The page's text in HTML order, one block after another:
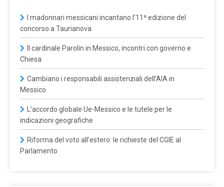
I madonnari messicani incantano l’11ª edizione del
concorso a Taurianova
Il cardinale Parolin in Messico, incontri con governo e
Chiesa
Cambiano i responsabili assistenziali dell’AIA in
Messico
L’accordo globale Ue-Messico e le tutele per le
indicazioni geografiche
Riforma del voto all’estero: le richieste del CGIE al
Parlamento